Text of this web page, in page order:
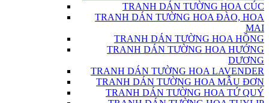
TRANH DÁN TƯỜNG HOA CÚC
TRANH DÁN TƯỜNG HOA ĐÀO, HOA
MAI
TRANH DÁN TƯỜNG HOA HỒNG
TRANH DÁN TƯỜNG HOA HƯỚNG
DƯƠNG
TRANH DÁN TƯỜNG HOA LAVENDER
TRANH DÁN TƯỜNG HOA MẪU ĐƠN
TRANH DÁN TƯỜNG HOA TỨ QUÝ